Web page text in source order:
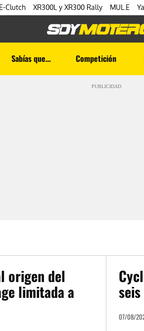
Clutch XR300L y XR300 Rally MUL.E
Sabías que… Competición
PUBLICIDAD
origen del
limitada a
07/08/